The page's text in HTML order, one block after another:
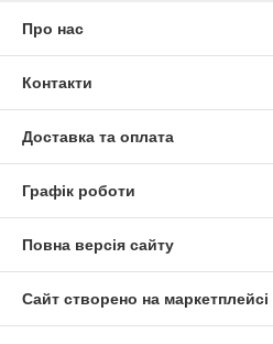
Про нас
Контакти
Доставка та оплата
Графік роботи
Повна версія сайту
Сайт створено на маркетплейсі